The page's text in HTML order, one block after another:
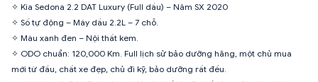
✧ Kia Sedona 2.2 DAT Luxury (Full dầu) – Năm SX 2020
✧ Số tự động – Máy dầu 2.2L – 7 chỗ.
✧ Màu xanh đen – Nội thất kem.
✧ ODO chuẩn: 120,000 Km. Full lịch sử bảo dưỡng hãng, một chủ mua
mới từ đầu, chất xe đẹp, chủ đi kỹ, bảo dưỡng rất đều.